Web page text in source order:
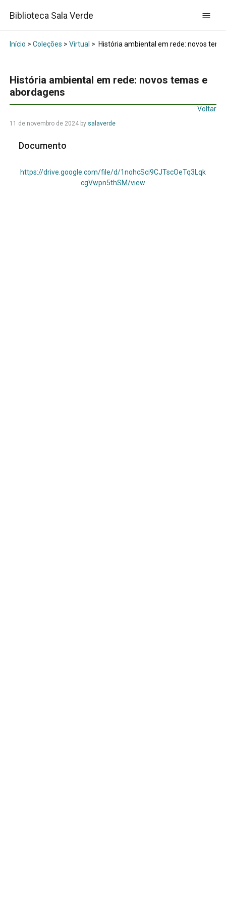
Biblioteca Sala Verde
Início > Coleções > Virtual > História ambiental em rede: novos
História ambiental em rede: novos temas e
abordagens
Voltar
11 de novembro de 2024by salaverde
Documento
https://drive.google.com/file/d/1nohcSci9CJTscOeTq3Lqk
cgVwpn5thSM/view